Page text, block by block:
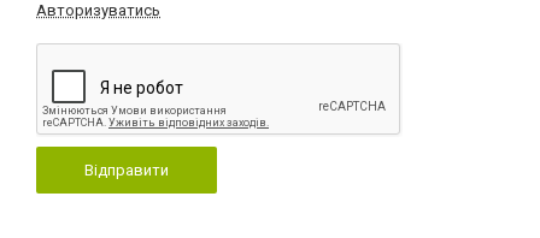
Авторизуватись
Відправити